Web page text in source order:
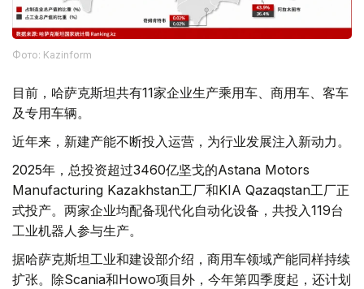
Фото: Kazinform
目前，哈萨克斯坦共有11家企业生产乘用车、商用车、客车
及专用车辆。
近年来，新建产能不断投入运营，为行业发展注入新动力。
2025年，总投资超过3460亿坚戈的Astana Motors
Manufacturing Kazakhstan工厂和KIA Qazaqstan工厂正
式投产。两家企业均配备现代化自动化设备，共投入119台
工业机器人参与生产。
据哈萨克斯坦工业和建设部介绍，商用车领域产能同样持续
扩张。除Scania和Howo项目外，今年第四季度起，还计划